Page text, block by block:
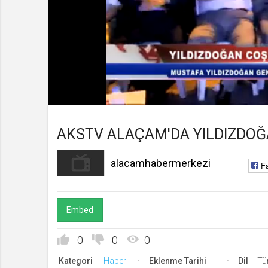
Süre/Toplam
Yüklendi:
0%
0%
alacamhabermerkezi
Kanala Katıl
AKSTV ALAÇAM'DA
alacamhabermerkezi
Embed
0 0 0
Kategori Haber Eklenme Tarihi Dil